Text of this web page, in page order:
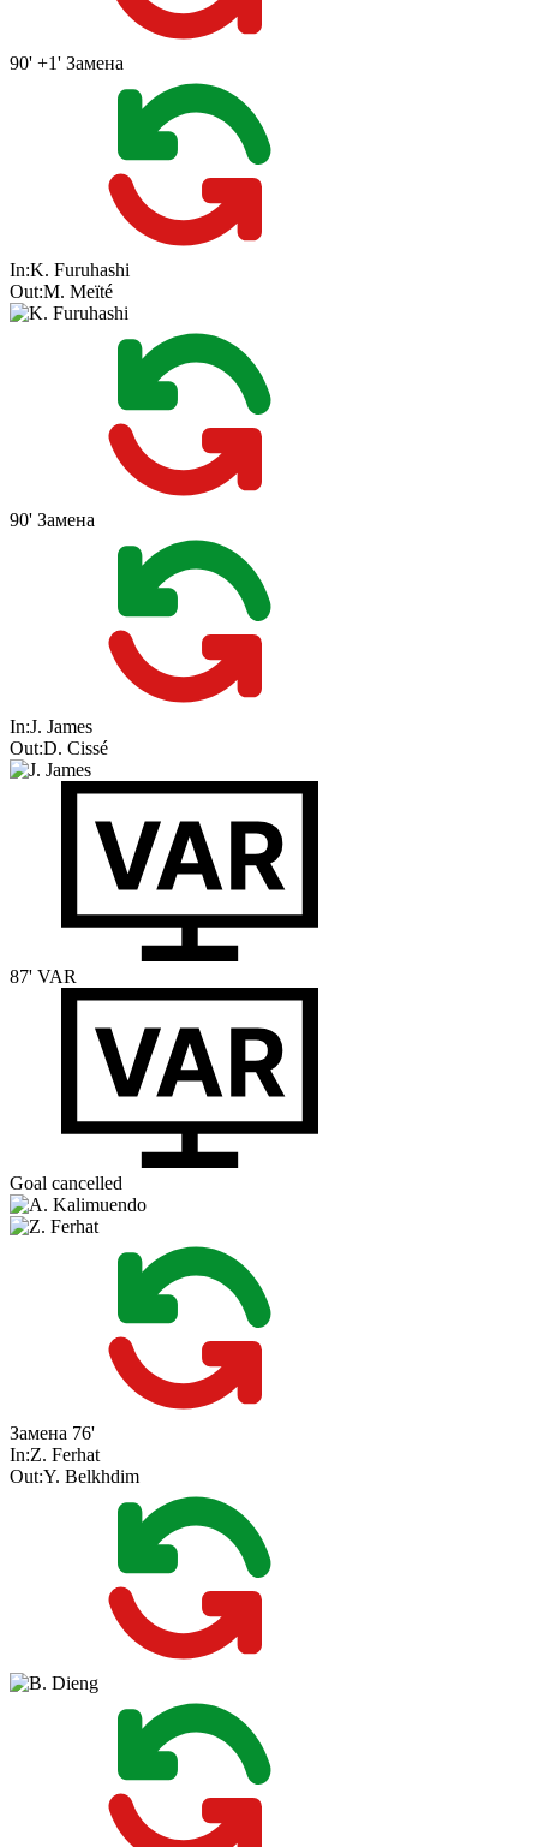
90' +1' Замена
In:K. Furuhashi
Out:M. Meïté
90' Замена
In:J. James
Out:D. Cissé
87' VAR
Goal cancelled
Замена 76'
In:Z. Ferhat
Out:Y. Belkhdim